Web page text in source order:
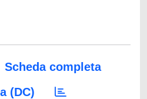
Scheda completa
(DC)